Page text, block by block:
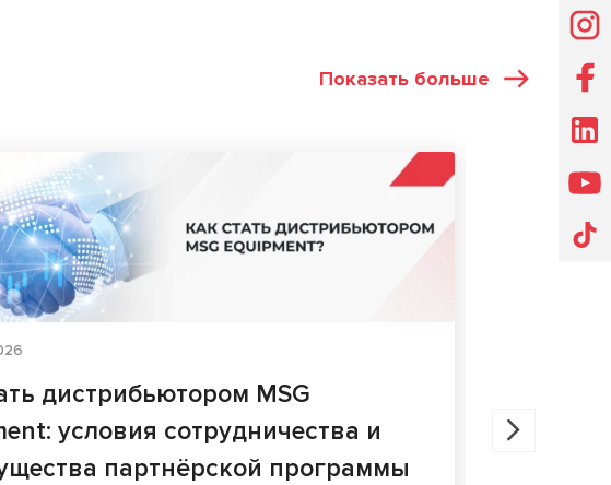
Показать больше
дистрибьютором MSG
условия сотрудничества и
партнёрской программы